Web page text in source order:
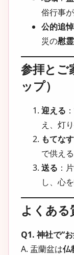
俗行事が
公的追悼
災の慰
参拝とご
ップ）
迎える
え、灯
もてなす
で供え
送る ：
し、心
よくある
Q1. 神社で“
A. 盂蘭盆は仏